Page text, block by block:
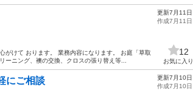
がけて おります。 業務内容になります。 お庭「草取
ーニング、襖の交換、クロスの張り替え等...
更新7月11日
作成7月11日
12
お気に入り
にご相談
更新7月10日
作成7月10日